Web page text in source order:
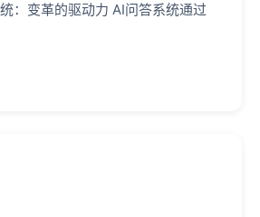
：变革的驱动力 AI问答系统通过